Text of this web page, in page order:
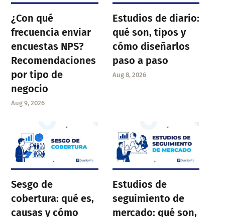
¿Con qué
frecuencia enviar
encuestas NPS?
Recomendaciones
por tipo de
negocio
Aug 9, 2026
Estudios de diario:
qué son, tipos y
cómo diseñarlos
paso a paso
Aug 8, 2026
Sesgo de
cobertura: qué es,
causas y cómo
Estudios de
seguimiento de
mercado: qué son,